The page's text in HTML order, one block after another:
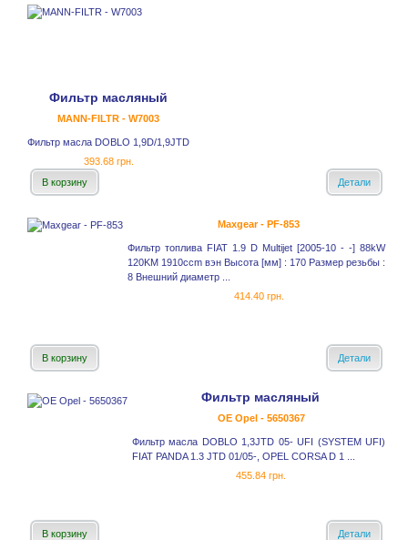
Фильтр масляный
MANN-FILTR - W7003
Фильтр масла DOBLO 1,9D/1,9JTD
393.68 грн.
В корзину
Детали
Maxgear - PF-853
Фильтр топлива FIAT 1.9 D Multijet [2005-10 - -] 88kW
120KM 1910ccm вэн Высота [мм] : 170 Размер резьбы :
8 Внешний диаметр ...
414.40 грн.
В корзину Детали
Фильтр масляный
OE Opel - 5650367
Фильтр масла DOBLO 1,3JTD 05- UFI (SYSTEM UFI)
FIAT PANDA 1.3 JTD 01/05-, OPEL CORSA D 1 ...
455.84 грн.
В корзину Детали